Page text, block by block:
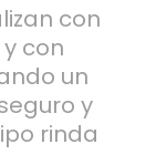
con
con
un
y
rinda